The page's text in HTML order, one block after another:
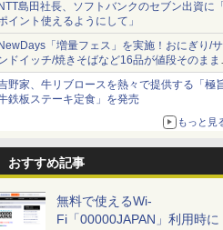
島田社長、ソフトバンクのセブン出資に
イント使えるようにして」
「増量フェス」を実施！おにぎり/サ
ドイッチ/焼きそばなど16品が値段そのまま
リュームアップ
野家、牛リブロースを熱々で提供する「極
鉄板ステーキ定食」を発売
もっと見
おすすめ記事
無料で使えるWi-
Fi「00000JAPAN」利用時に